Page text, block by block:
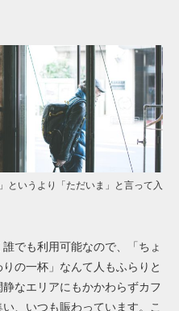
というより「ただいま」と言って入
でも利用可能なので、「ちょ
の一杯」なんて人もふらりと
なエリアにもかかわらずカフ
、いつも賑わっています。こ